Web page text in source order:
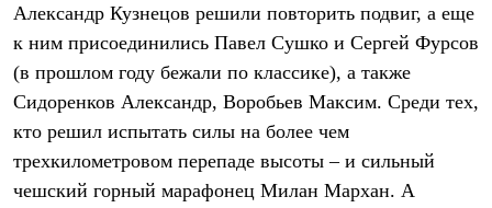
Пуховые
С синтетическим утеплителем
Аксессуары для спальников
Сумки и баулы
Баулы
Кошельки
Сумки
Гермомешки
Полезные аксессуары
Александр Кузнецов решили повторить подвиг, а еще
к ним присоединились Павел Сушко и Сергей Фурсов
(в прошлом году бежали по классике), а также
Сидоренков Александр, Воробьев Максим. Среди тех,
кто решил испытать силы на более чем
трехкилометровом перепаде высоты – и сильный
чешский горный марафонец Милан Мархан. А